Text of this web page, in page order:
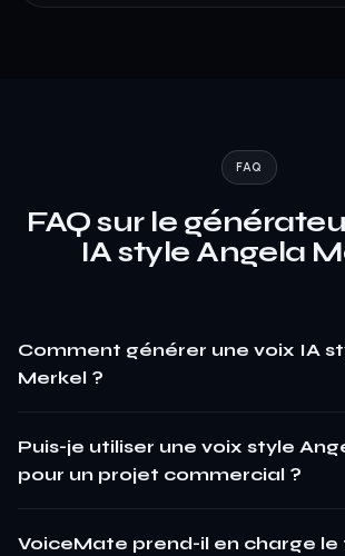
FAQ
FAQ sur le
IA style Angela
Comment générer une voix IA
Merkel ?
Puis-je utiliser une voix style
pour un projet commercial ?
VoiceMate prend-il en charge